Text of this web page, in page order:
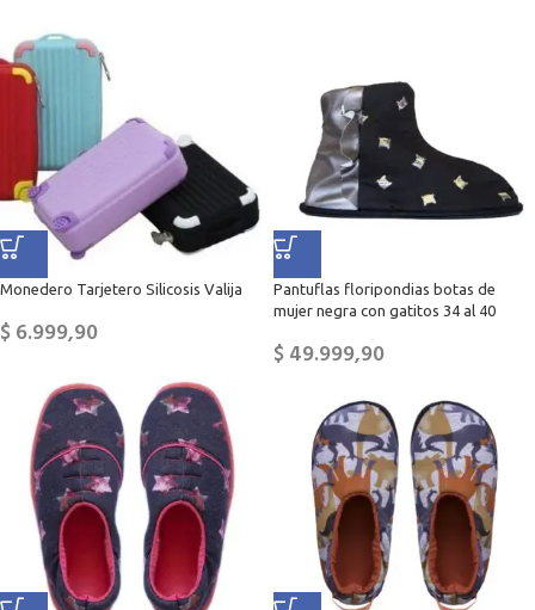
Monedero Tarjetero Silicosis Valija
$6.999,90
Pantuflas floripondias botas de
mujer negra con gatitos 34 al 40
$49.999,90